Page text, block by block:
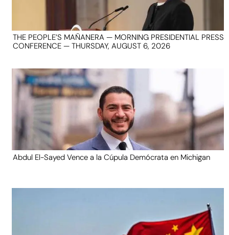
THE PEOPLE’S MAÑANERA — MORNING PRESIDENTIAL PRESS
CONFERENCE — THURSDAY, AUGUST 6, 2026
Abdul El-Sayed Vence a la Cúpula Demócrata en Michigan